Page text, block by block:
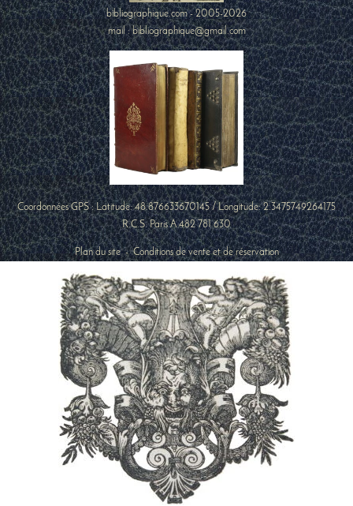
bibliographique.com - 2005-2026
mail : bibliographique@gmail.com
Coordonnées GPS : Latitude:48.876633670145/ Longitude:2.3475749264175
R.C.S. Paris A 482 781 630
Plan du site-Conditions de vente et de réservation